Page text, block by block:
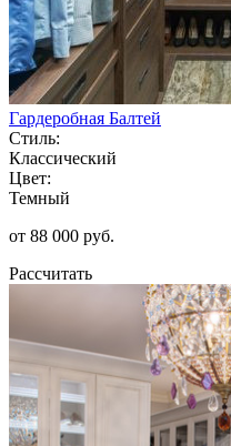
Гардеробная Балтей
Стиль:
Классический
Цвет:
Темный
от 88 000 руб.
Рассчитать